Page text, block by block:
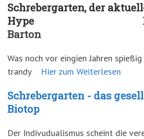
Schrebergarten, der
Hype
Barton
Was noch vor eingien Jahren
trandy Hier zum Weiterlesen
Schrebergarten - das
Biotop
Der Indivudualismus scheint die